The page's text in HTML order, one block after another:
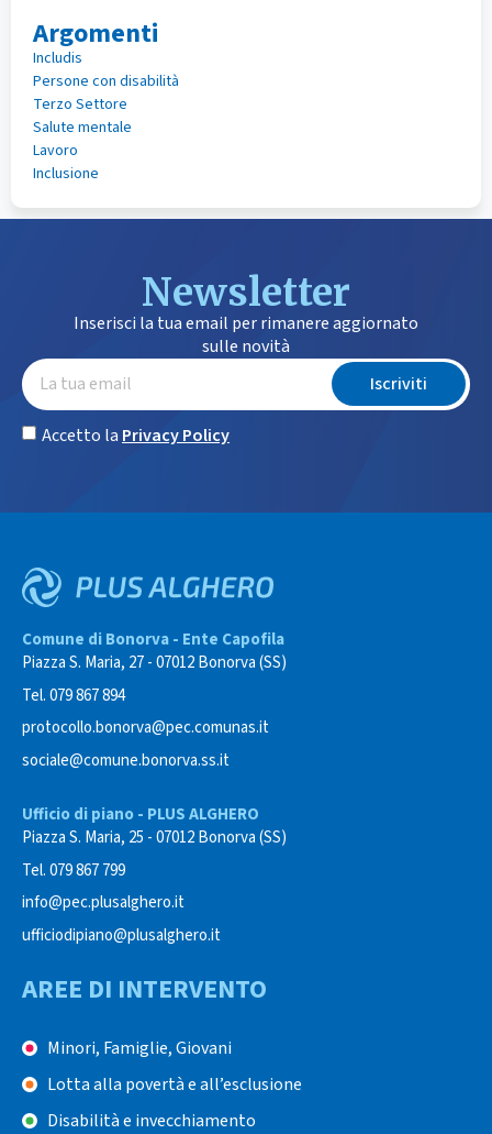
Argomenti
Includis
Persone con disabilità
Terzo Settore
Salute mentale
Lavoro
Inclusione
Newsletter
Inserisci la tua email per rimanere aggiornato
sulle novità
Accetto la Privacy Policy
Iscriviti
Comune di Bonorva - Ente Capofila
Piazza S. Maria, 27 - 07012 Bonorva (SS)
Tel. 079 867 894
protocollo.bonorva@pec.comunas.it
sociale@comune.bonorva.ss.it
Ufficio di piano - PLUS ALGHERO
Piazza S. Maria, 25 - 07012 Bonorva (SS)
Tel. 079 867 799
info@pec.plusalghero.it
ufficiodipiano@plusalghero.it
AREE DI INTERVENTO
Minori, Famiglie, Giovani
Lotta alla povertà e all’esclusione
Disabilità e invecchiamento